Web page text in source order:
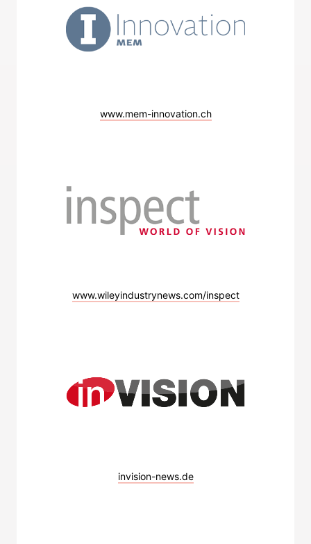
www.mem-innovation.ch
www.wileyindustrynews.com/inspect
invision-news.de